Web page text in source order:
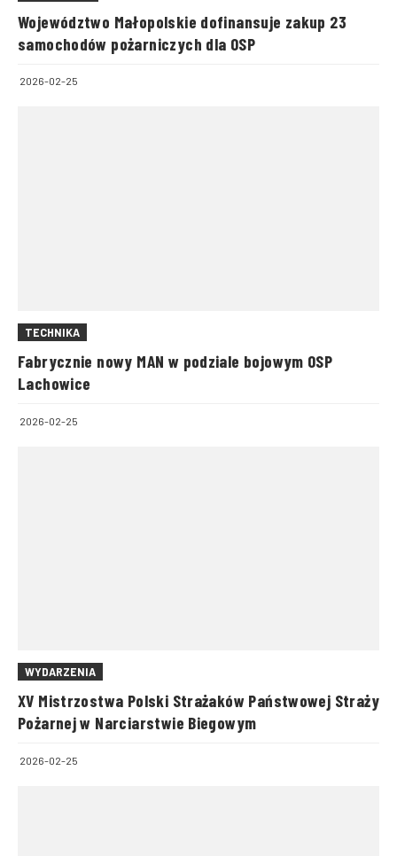
Województwo Małopolskie dofinansuje zakup 23
samochodów pożarniczych dla OSP
2026-02-25
TECHNIKA
Fabrycznie nowy MAN w podziale bojowym OSP
Lachowice
2026-02-25
WYDARZENIA
XV Mistrzostwa Polski Strażaków Państwowej Straży
Pożarnej w Narciarstwie Biegowym
2026-02-25